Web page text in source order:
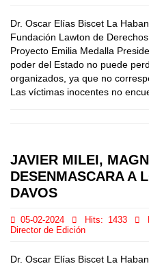
Dr. Oscar Elías Biscet La
Fundación Lawton de
Proyecto Emilia Medalla
poder del Estado no puede
organizados, ya que no
Las víctimas inocentes no
JAVIER MILEI,
DESENMASCARA A
DAVOS
05-02-2024 Hits: 1433
Director de Edición
Dr. Oscar Elías Biscet La